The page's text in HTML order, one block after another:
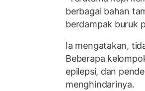
berbagai bahan
berdampak buruk
Ia mengatakan,
Beberapa
epilepsi, dan
menghindarinya.